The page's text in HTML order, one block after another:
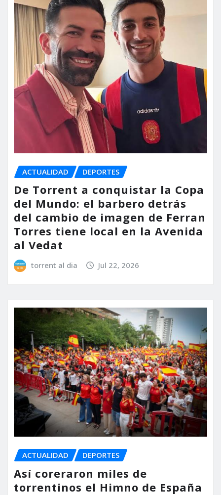
ACTUALIDAD DEPORTES
De Torrent a conquistar la Copa
del Mundo: el barbero detrás
del cambio de imagen de Ferran
Torres tiene local en la Avenida
al Vedat
torrent al dia Jul 22, 2026
ACTUALIDAD DEPORTES
Así coreraron miles de
torrentinos el Himno de España